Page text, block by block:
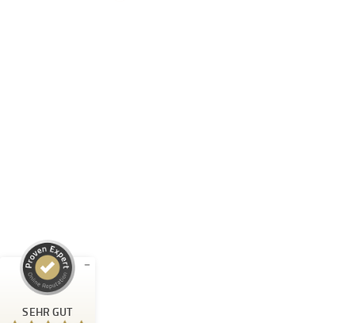
SEHR GUT
Kundenbewertungen und Erfahrungen zu
Blattwerk Media GmbH